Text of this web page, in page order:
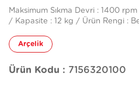
Maksimum Sıkma Devri : 1400
/ Kapasite : 12 kg / Ürün Rengi :
Arçelik
Ürün Kodu : 7156320100